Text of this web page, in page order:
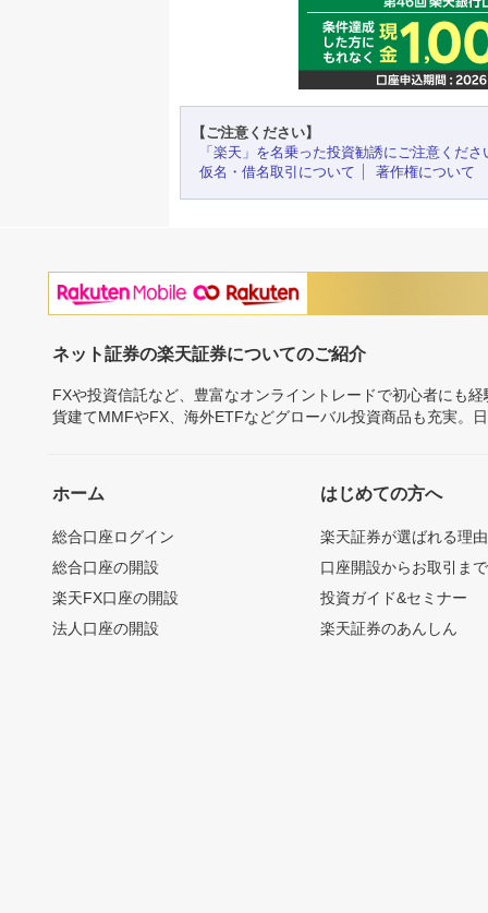
【ご注意ください】
「楽天」を名乗った投資勧誘にご注意くださ
仮名・借名取引について
著作権について
ネット証券の楽天証券についてのご紹介
FXや投資信託など、豊富なオンライントレードで初心者にも
貨建てMMFやFX、海外ETFなどグローバル投資商品も充実。
ホーム
総合口座ログイン
総合口座の開設
楽天FX口座の開設
法人口座の開設
はじめての方へ
楽天証券が選ばれる理由
口座開設からお取引ま
投資ガイド&セミナー
楽天証券のあんしん